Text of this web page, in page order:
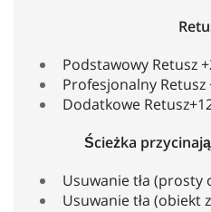
Podstawowy Retusz
Profesjonalny Retusz
Dodatkowe
Ścieżka
Usuwanie tła (prosty
Usuwanie tła (obiekt